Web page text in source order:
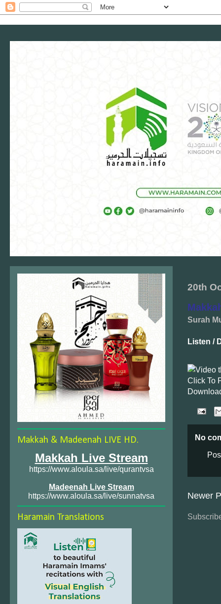
20th
Surah
Listen /
Click To
No
Newer
Makkah & Madeenah LIVE HD.
Makkah Live Stream
https://www.aloula.sa/live/qurantvsa
Madeenah Live Stream
https://www.aloula.sa/live/sunnatvsa
Haramain Translations